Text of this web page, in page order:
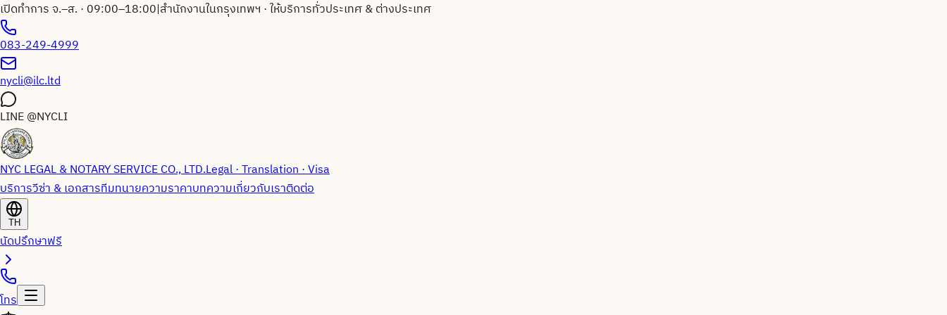
เปิดทำการ จ.–ส. · 09:00–18:00|สำนักงานในกรุงเทพฯ · ให้บริการทั่วประเทศ & ต่างประเทศ
083-249-4999
nycli@ilc.ltd
LINE@NYCLI
NYC LEGAL & NOTARY SERVICE CO., LTD.Legal · Translation · Visa
บริการวีซ่า & เอกสารทีมทนายความราคาบทความเกี่ยวกับเราติดต่อ
TH
นัดปรึกษาฟรี
โทร